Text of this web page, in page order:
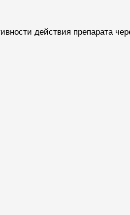
действия препарата